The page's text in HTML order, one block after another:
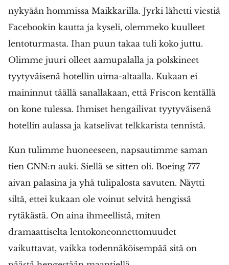
nykyään hommissa Maikkarilla. Jyrki lähetti viestiä
Facebookin kautta ja kyseli, olemmeko kuulleet
lentoturmasta. Ihan puun takaa tuli koko juttu.
Olimme juuri olleet aamupalalla ja polskineet
tyytyväisenä hotellin uima-altaalla. Kukaan ei
maininnut täällä sanallakaan, että Friscon kentällä
on kone tulessa. Ihmiset hengailivat tyytyväisenä
hotellin aulassa ja katselivat telkkarista tennistä.
Kun tulimme huoneeseen, napsautimme saman
tien CNN:n auki. Siellä se sitten oli. Boeing 777
aivan palasina ja yhä tulipalosta savuten. Näytti
siltä, ettei kukaan ole voinut selvitä hengissä
rytäkästä. On aina ihmeellistä, miten
dramaattiselta lentokoneonnettomuudet
vaikuttavat, vaikka todennäköisempää sitä on